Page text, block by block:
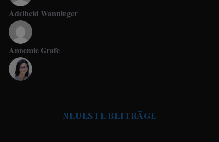
Adelheid Wanninger
Annemie Grafe
NEUESTE BEITRÄGE